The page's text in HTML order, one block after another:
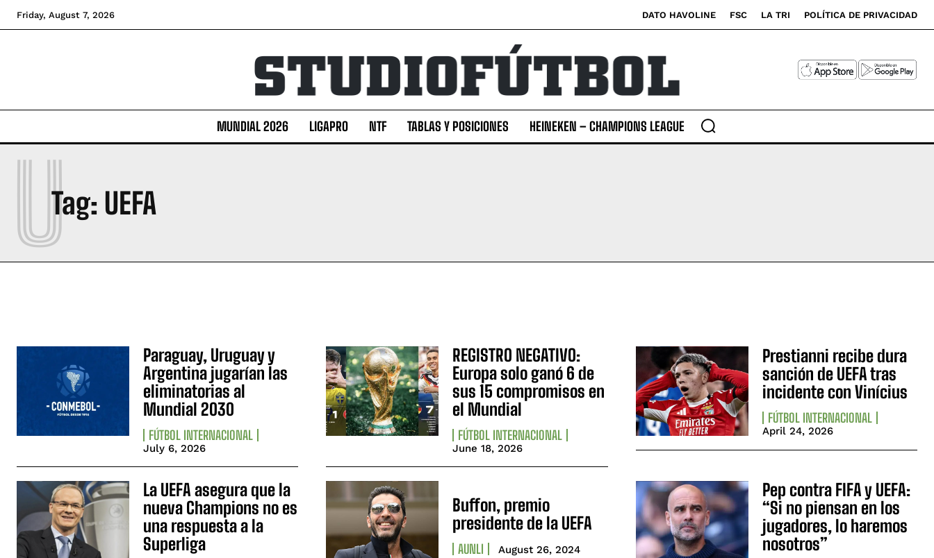
Friday, August 7, 2026 DATO HAVOLINE FSC LA TRI POLÍTICA DE PRIVACIDAD
MUNDIAL 2026 LIGAPRO NTF TABLAS Y POSICIONES HEINEKEN – CHAMPIONS LEAGUE
Tag: UEFA
U
Paraguay, Uruguay y
Argentina jugarían las
eliminatorias al
Mundial 2030
FÚTBOL INTERNACIONAL
July 6, 2026
REGISTRO NEGATIVO:
Europa solo ganó 6 de
sus 15 compromisos en
el Mundial
FÚTBOL INTERNACIONAL
June 18, 2026
Prestianni recibe dura
sanción de UEFA tras
incidente con Vinícius
FÚTBOL INTERNACIONAL
April 24, 2026
La UEFA asegura que la
nueva Champions no es
una respuesta a la
Superliga
Buffon, premio
presidente de la UEFA
AUNLI August 26, 2024
Pep contra FIFA y UEFA:
“Si no piensan en los
jugadores, lo haremos
nosotros”